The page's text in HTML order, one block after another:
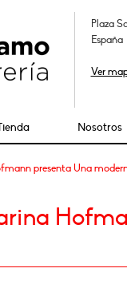
Plaza
España
Ver
Nosotros
presenta Una